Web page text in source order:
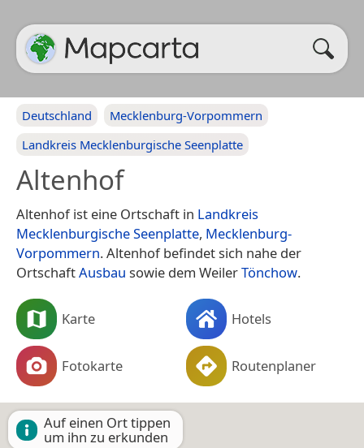
Deutschland
Mecklenburg-Vorpommern
Landkreis Mecklenburgische Seenplatte
Altenhof
Altenhof ist eine Ortschaft in Landkreis
Mecklenburgische Seenplatte, Mecklenburg-
Vorpommern. Altenhof befindet sich nahe der
OrtschaftAusbau sowie dem WeilerTönchow.
Karte Hotels
Fotokarte Routenplaner
Auf einen Ort tippen
um ihn zu erkunden